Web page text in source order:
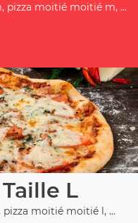
pizza moitié moitié m, ...
L
moitié moitié l, ...